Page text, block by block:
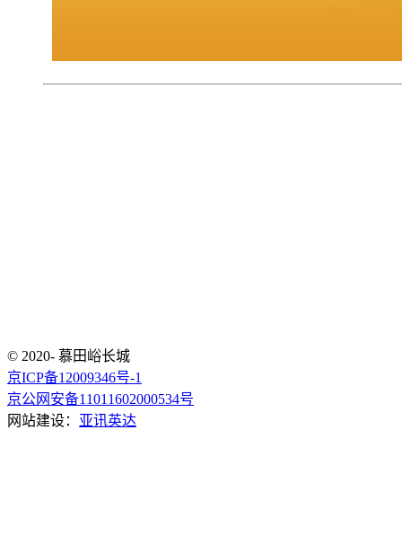
© 2020- 慕田峪长城
京ICP备12009346号-1
京公网安备11011602000534号
网站建设： 亚讯英达